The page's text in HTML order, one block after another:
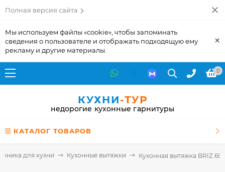
Полная версия сайта
Мы используем файлы «cookie», чтобы запоминать
сведения о пользователе и отображать подходящую ему
рекламу и другие материалы.
×
0
КУХНИ-ТУР
недорогие кухонные гарнитуры
КАТАЛОГ ТОВАРОВ
для кухни Кухонные вытяжки Кухонная вытяжка BRIZ